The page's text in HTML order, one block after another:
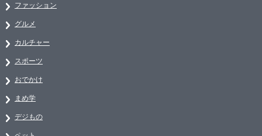
ファッション
グルメ
カルチャー
スポーツ
おでかけ
まめ学
デジもの